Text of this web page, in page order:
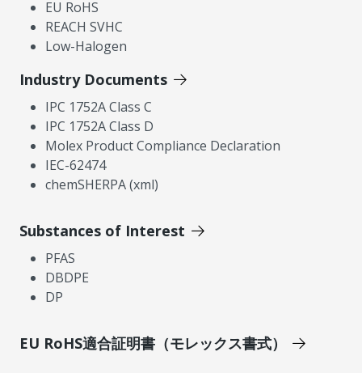
EU RoHS
REACH SVHC
Low-Halogen
Industry Documents
IPC 1752A Class C
IPC 1752A Class D
Molex Product Compliance Declaration
IEC-62474
chemSHERPA (xml)
Substances of Interest
PFAS
DBDPE
DP
EU RoHS適合証明書（モレックス書式）